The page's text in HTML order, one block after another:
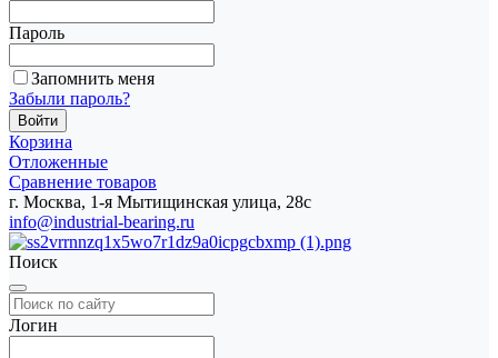
Пароль
Запомнить меня
Забыли пароль?
Корзина
Отложенные
Сравнение товаров
г. Москва, 1-я Мытищинская улица, 28с
info@industrial-bearing.ru
Поиск
Логин